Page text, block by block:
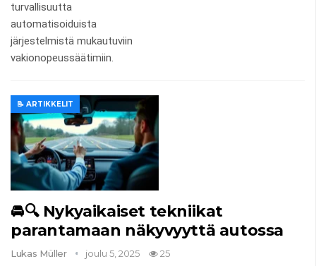
turvallisuutta
automatisoiduista
järjestelmistä mukautuviin
vakionopeussäätimiin.
📝 ARTIKKELIT
🚘🔍 Nykyaikaiset tekniikat
parantamaan näkyvyyttä autossa
Lukas Müller joulu 5, 2025 25